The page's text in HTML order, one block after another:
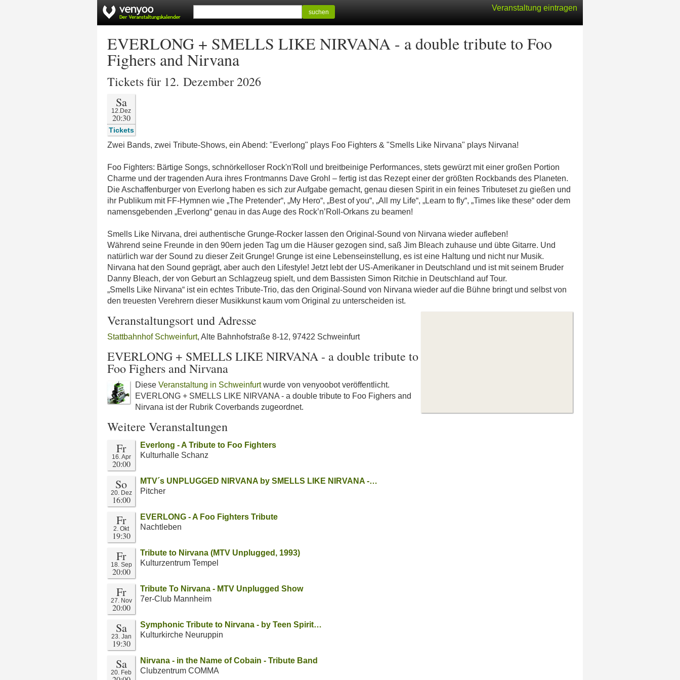
Veranstaltung eintragen
suchen
EVERLONG + SMELLS LIKE NIRVANA - a double tribute to Foo
Fighers and Nirvana
Tickets für 12. Dezember 2026
Sa
12.Dez
20:30
Tickets
Zwei Bands, zwei Tribute-Shows, ein Abend: "Everlong" plays Foo Fighters & "Smells Like Nirvana" plays Nirvana!
Foo Fighters: Bärtige Songs, schnörkelloser Rock'n'Roll und breitbeinige Performances, stets gewürzt mit einer großen Portion
Charme und der tragenden Aura ihres Frontmanns Dave Grohl – fertig ist das Rezept einer der größten Rockbands des Planeten.
Die Aschaffenburger von Everlong haben es sich zur Aufgabe gemacht, genau diesen Spirit in ein feines Tributeset zu gießen und
ihr Publikum mit FF-Hymnen wie „The Pretender“, „My Hero“, „Best of you“, „All my Life“, „Learn to fly“, „Times like these“ oder dem
namensgebenden „Everlong“ genau in das Auge des Rock’n’Roll-Orkans zu beamen!
Smells Like Nirvana, drei authentische Grunge-Rocker lassen den Original-Sound von Nirvana wieder aufleben!
Während seine Freunde in den 90ern jeden Tag um die Häuser gezogen sind, saß Jim Bleach zuhause und übte Gitarre. Und
natürlich war der Sound zu dieser Zeit Grunge! Grunge ist eine Lebenseinstellung, es ist eine Haltung und nicht nur Musik.
Nirvana hat den Sound geprägt, aber auch den Lifestyle! Jetzt lebt der US-Amerikaner in Deutschland und ist mit seinem Bruder
Danny Bleach, der von Geburt an Schlagzeug spielt, und dem Bassisten Simon Ritchie in Deutschland auf Tour.
„Smells Like Nirvana“ ist ein echtes Tribute-Trio, das den Original-Sound von Nirvana wieder auf die Bühne bringt und selbst von
den treuesten Verehrern dieser Musikkunst kaum vom Original zu unterscheiden ist.
Veranstaltungsort und Adresse
Stattbahnhof Schweinfurt, Alte Bahnhofstraße 8-12, 97422 Schweinfurt
EVERLONG + SMELLS LIKE NIRVANA - a double tribute to
Foo Fighers and Nirvana
Diese Veranstaltung in Schweinfurtwurde von venyoobot veröffentlicht.
EVERLONG + SMELLS LIKE NIRVANA - a double tribute to Foo Fighers and
Nirvana ist der Rubrik Coverbands zugeordnet.
Weitere Veranstaltungen
Fr
16. Apr
20:00
Everlong - A Tribute to Foo Fighters
Kulturhalle Schanz
So
20. Dez
16:00
MTV´s UNPLUGGED NIRVANA by SMELLS LIKE NIRVANA -…
Pitcher
Fr
2. Okt
19:30
EVERLONG - A Foo Fighters Tribute
Nachtleben
Fr
18. Sep
20:00
Tribute to Nirvana (MTV Unplugged, 1993)
Kulturzentrum Tempel
Fr
27. Nov
20:00
Tribute To Nirvana - MTV Unplugged Show
7er-Club Mannheim
Sa
23. Jan
19:30
Symphonic Tribute to Nirvana - by Teen Spirit…
Kulturkirche Neuruppin
Sa
20. Feb
Nirvana - in the Name of Cobain - Tribute Band
Clubzentrum COMMA